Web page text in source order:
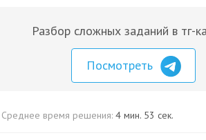
Разбор сложных заданий в тг-
Посмотреть
Среднее время решения: 4 мин. 53 сек.